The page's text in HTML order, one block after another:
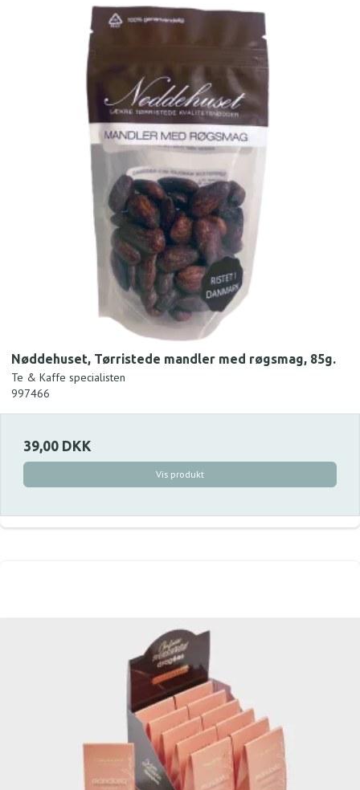
Nøddehuset, Tørristede mandler med røgsmag, 85g.
Te & Kaffe specialisten
997466
39,00 DKK
Vis produkt